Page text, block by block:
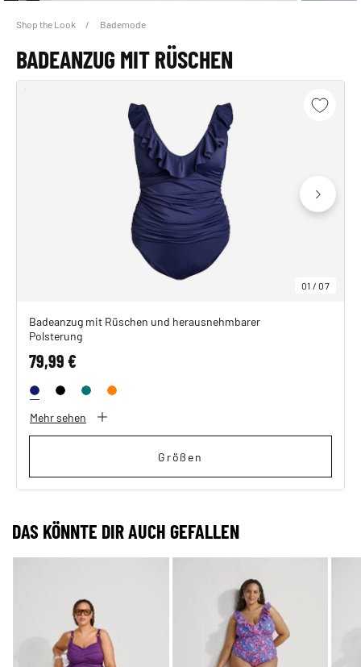
SHOP THE LOOK
Shop the Look Bademode
BADEANZUG MIT RÜSCHEN
01 /07
Badeanzug mit Rüschen und herausnehmbarer
Polsterung
79,99 €
Mehr sehen
Größen
DAS KÖNNTE DIR AUCH GEFALLEN